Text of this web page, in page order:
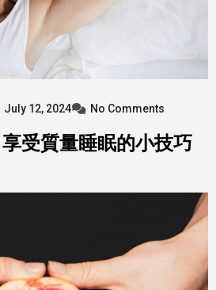
July 12, 2024 No Comments
受質量睡眠的小技巧